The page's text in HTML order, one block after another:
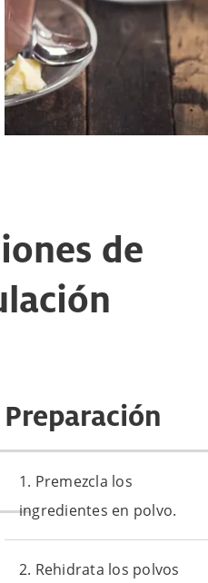
de
Preparación
1. Premezcla los
ingredientes en polvo.
2. Rehidrata los polvos